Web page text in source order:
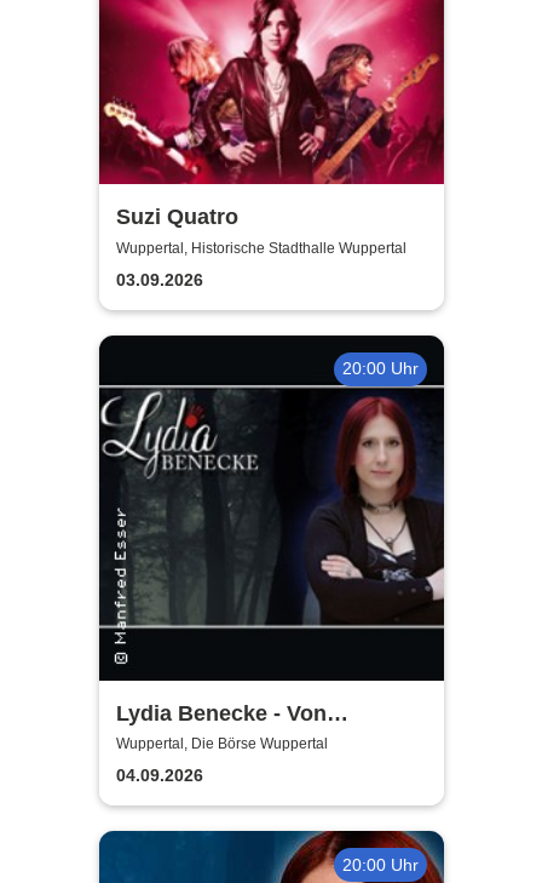
Suzi Quatro
Wuppertal, Historische Stadthalle Wuppertal
03.09.2026
20:00 Uhr
Lydia Benecke - Von
Hochstapelei, Betrug und
Gaslighting
Wuppertal, Die Börse Wuppertal
04.09.2026
20:00 Uhr